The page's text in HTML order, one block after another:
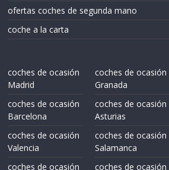
ofertas coches de segunda mano
coche a la carta
coches de ocasión
Madrid
coches de ocasión
Barcelona
coches de ocasión
Valencia
coches de ocasión
coches de ocasión
Granada
coches de ocasión
Asturias
coches de ocasión
Salamanca
coches de ocasión